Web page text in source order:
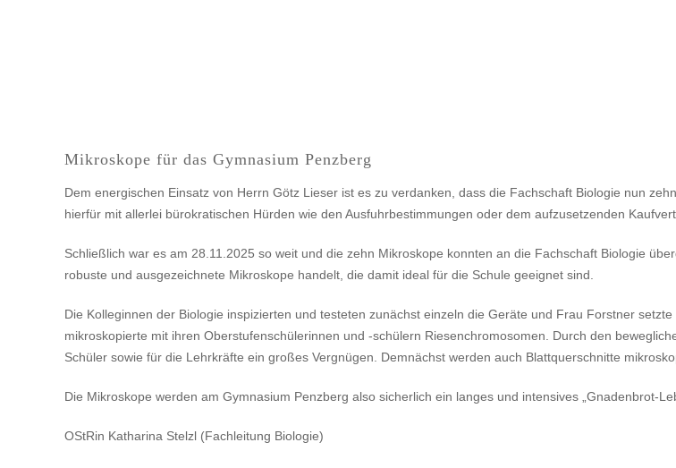
Mikroskope für das Gymnasium Penzberg
Dem energischen Einsatz von Herrn Götz Lieser ist es zu verdanken, dass die Fachschaft Biologie nun
hierfür mit allerlei bürokratischen Hürden wie den Ausfuhrbestimmungen oder dem aufzusetzenden
Schließlich war es am 28.11.2025 so weit und die zehn Mikroskope konnten an die Fachschaft Biologie
robuste und ausgezeichnete Mikroskope handelt, die damit ideal für die Schule geeignet sind.
Die Kolleginnen der Biologie inspizierten und testeten zunächst einzeln die Geräte und Frau Forstner
mikroskopierte mit ihren Oberstufenschülerinnen und -schülern Riesenchromosomen. Durch den
Schüler sowie für die Lehrkräfte ein großes Vergnügen. Demnächst werden auch Blattquerschnitte
Die Mikroskope werden am Gymnasium Penzberg also sicherlich ein langes und intensives „Gnadenbrot-
OStRin Katharina Stelzl (Fachleitung Biologie)